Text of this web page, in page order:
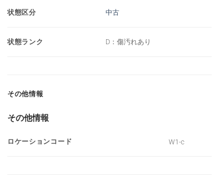
状態区分 中古
状態ランク D：傷汚れあり
その他情報
その他情報
ロケーションコード W1-c